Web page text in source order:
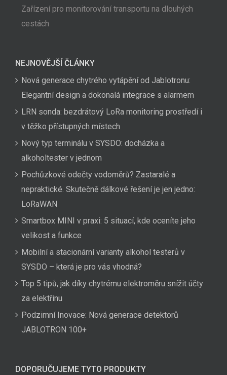
Zařízení pro monitorování transportu na dlouhých
cestách
NEJNOVĚJŠÍ ČLÁNKY
Nová generace chytrého vytápění od Jablotronu:
Elegantní design a dokonalá integrace s alarmem
LRN sonda: bezdrátový LoRa monitoring prostředí i
v těžko přístupných místech
Nový typ terminálu v SYSDO: docházka a
alkoholtester v jednom
Pochůzkové odečty vodoměrů? Zastaralé a
nepraktické. Skutečně dálkové řešení je jen jedno:
LoRaWAN
Smartbox MINI v praxi: 5 situací, kde oceníte jeho
velikost a funkce
Mobilní a stacionární varianty alkohol testerů v
SYSDO – která je pro vás vhodná?
Top 5 tipů, jak díky chytrému elektroměru snížit účty
za elektřinu
Podzimní Inovace: Nová generace detektorů
JABLOTRON 100+
DOPORUČUJEME TYTO PRODUKTY